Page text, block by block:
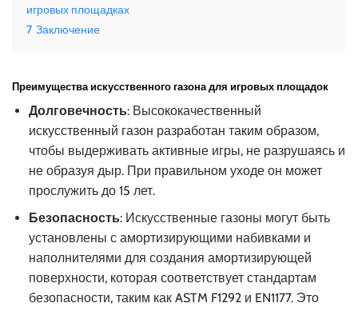
игровых площадках
7 Заключение
Преимущества искусственного газона для игровых площадок
Долговечность: Высококачественный
искусственный газон разработан таким образом,
чтобы выдерживать активные игры, не разрушаясь и
не образуя дыр. При правильном уходе он может
прослужить до 15 лет.
Безопасность: Искусственные газоны могут быть
установлены с амортизирующими набивками и
наполнителями для создания амортизирующей
поверхности, которая соответствует стандартам
безопасности, таким как ASTM F1292 и EN1177. Это